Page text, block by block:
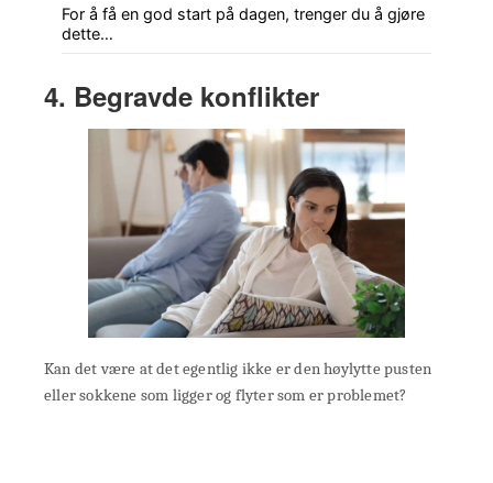
For å få en god start på dagen, trenger du å gjøre
dette…
4. Begravde konflikter
Kan det være at det egentlig ikke er den høylytte pusten
eller sokkene som ligger og flyter som er problemet?